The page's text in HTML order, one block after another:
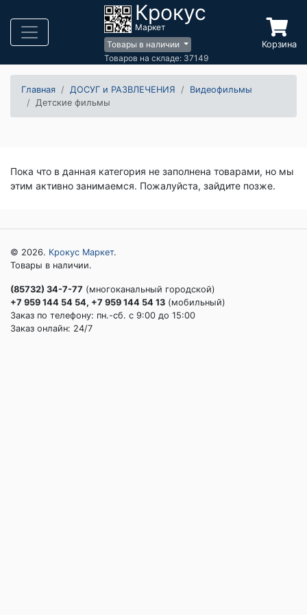
Крокус
Маркет
Товары в наличии
Товаров на складе: 37149
Корзина
Главная ДОСУГ и РАЗВЛЕЧЕНИЯ
Видеофильмы
Детские фильмы
Пока что в данная категория не заполнена товарами, но мы
этим активно занимаемся. Пожалуйста, зайдите позже.
© 2026. Крокус Маркет.
Товары в наличии.
(85732) 34-7-77 (многоканальный городской)
+7 959 144 54 54, +7 959 144 54 13 (мобильный)
Заказ по телефону: пн.-сб. c 9:00 до 15:00
Заказ онлайн: 24/7